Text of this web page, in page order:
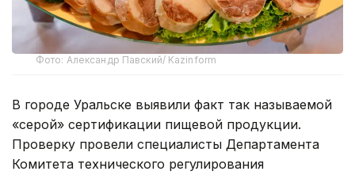
Фото: Александр Павский/ Kazinform
В городе Уральске выявили факт так называемой
«серой» сертификации пищевой продукции.
Проверку провели специалисты Департамента
Комитета технического регулирования